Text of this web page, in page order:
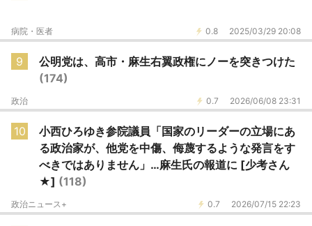
0.8 2025/03/29 20:08
病院・医者
9
公明党は、高市・麻生右翼政権にノーを突きつけた
(174)
0.7 2026/06/08 23:31
政治
10
小西ひろゆき参院議員「国家のリーダーの立場にあ
る政治家が、他党を中傷、侮蔑するような発言をす
べきではありません」…麻生氏の報道に [少考さん
★] (118)
0.7 2026/07/15 22:23
政治ニュース+